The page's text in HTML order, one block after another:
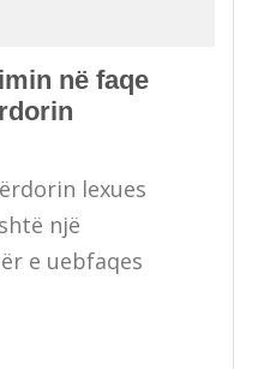
në faqe
lexues
një
e uebfaqes